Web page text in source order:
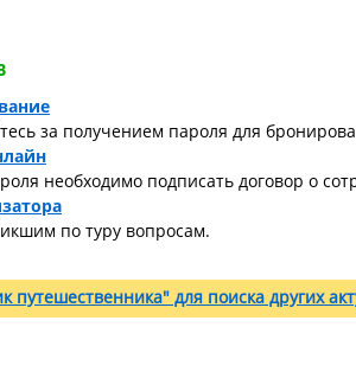
за получением пароля для
необходимо подписать договор о
по туру вопросам.
путешественника" для поиска других